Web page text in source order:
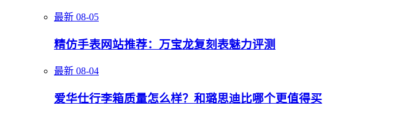
最新 08-05
精仿手表网站推荐：万宝龙复刻表魅力评测
最新 08-04
爱华仕行李箱质量怎么样？和璐思迪比哪个更值得买